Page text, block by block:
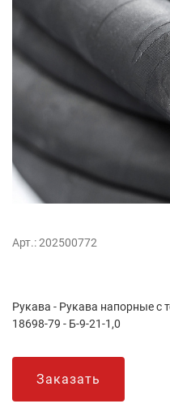
Арт.: 202500772
Рукава - Рукава напорные
18698-79 - Б-9-21-1,0
Заказать